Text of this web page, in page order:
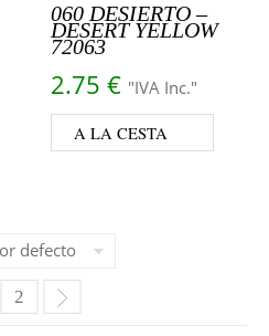
060 DESIERTO –
DESERT YELLOW
72063
2.75 € "IVA Inc."
A LA CESTA
2